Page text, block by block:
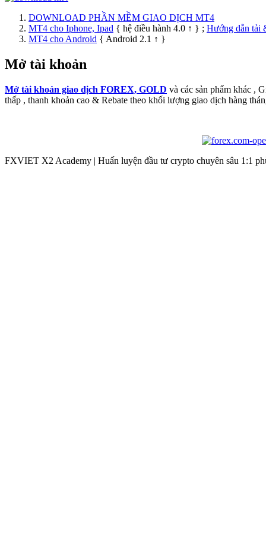
DOWNLOAD PHẦN MỀM GIAO DỊCH MT4
MT4 cho Iphone, Ipad { hệ điều hành 4.0 ↑ } ; Hướng dẫn tải
MT4 cho Android { Android 2.1 ↑ }
Mở tài khoản
Mở tài khoản giao dịch FOREX, GOLD và các sản phẩm khác ,
thấp , thanh khoản cao & Rebate theo khối lượng giao dịch hàng
FXVIET X2 Academy | Huấn luyện đầu tư crypto chuyên sâu 1:1